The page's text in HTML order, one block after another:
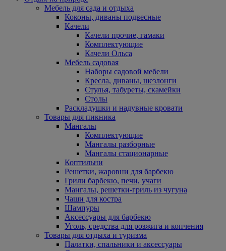
Мебель для сада и отдыха
Коконы, диваны подвесные
Качели
Качели прочие, гамаки
Комплектующие
Качели Ольса
Мебель садовая
Наборы садовой мебели
Кресла, диваны, шезлонги
Стулья, табуреты, скамейки
Столы
Раскладушки и надувные кровати
Товары для пикника
Мангалы
Комплектующие
Мангалы разборные
Мангалы стационарные
Коптильни
Решетки, жаровни для барбекю
Грили барбекю, печи, учаги
Мангалы, решетки-гриль из чугуна
Чаши для костра
Шампуры
Аксессуары для барбекю
Уголь, средства для розжига и копчения
Товары для отдыха и туризма
Палатки, спальники и аксессуары